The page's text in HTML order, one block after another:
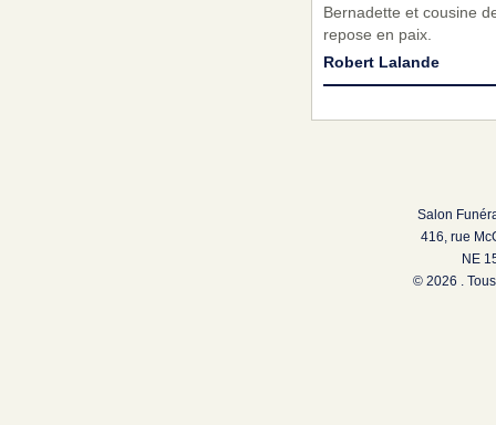
Bernadette et cousine
repose en paix.
Robert Lalande
Salon
416, rue
NE
© 2026 .